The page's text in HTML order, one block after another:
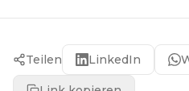
Teilen LinkedIn